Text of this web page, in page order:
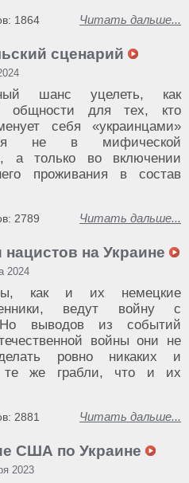
Читать дальше...
1864
сценарий
шанс уцелеть, как
общности для тех, кто
себя «украинцами»
не в мифической
а только во включении
проживания в состав
Читать дальше...
2789
на Украине
2024
как и их немецкие
ведут войну с
выводов из событий
войны они не
ровно никаких и
те же грабли, что и их
Читать дальше...
2881
США по Украине
2023